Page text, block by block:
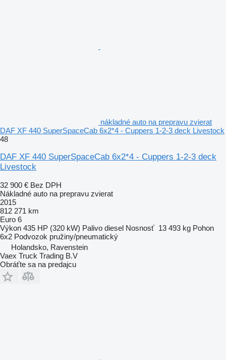
nákladné auto na prepravu zvierat
DAF XF 440 SuperSpaceCab 6x2*4 - Cuppers 1-2-3 deck Livestock
48
DAF XF 440 SuperSpaceCab 6x2*4 - Cuppers 1-2-3 deck
Livestock
32 900 € Bez DPH
Nákladné auto na prepravu zvierat
2015
812 271 km
Euro 6
Výkon 435 HP (320 kW) Palivo diesel Nosnosť 13 493 kg Pohon
6x2 Podvozok pružiny/pneumatický
Holandsko, Ravenstein
Vaex Truck Trading B.V
Obráťte sa na predajcu